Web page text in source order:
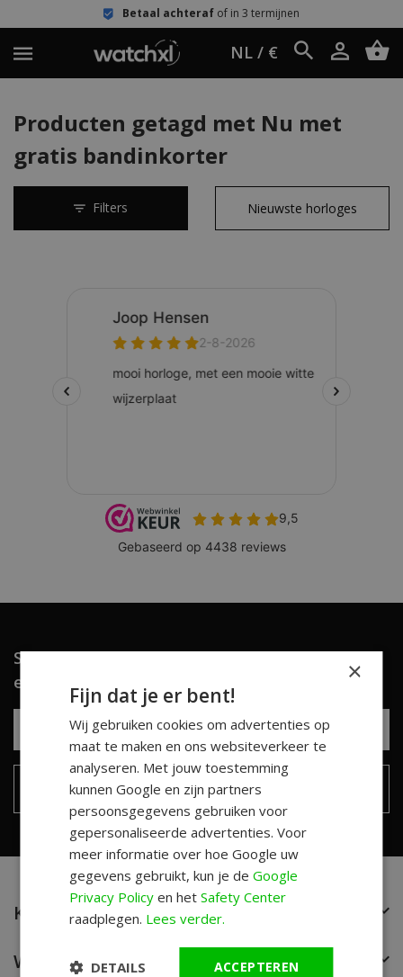
Betaal achteraf of in 3 termijnen
NL / €
Producten getagd met Nu met
gratis bandinkorter
Filters
Schrijf je in en ontvang unieke aanbiedingen
en leuke tips!
Verstuur
Klantenservice
Wie is WatchXL?
×
Fijn dat je er bent!
Wij gebruiken cookies om advertenties op
maat te maken en ons websiteverkeer te
analyseren. Met jouw toestemming
kunnen Google en zijn partners
persoonsgegevens gebruiken voor
gepersonaliseerde advertenties. Voor
meer informatie over hoe Google uw
gegevens gebruikt, kun je deGoogle
Privacy Policy en hetSafety Center
raadplegen. Lees verder.
ACCEPTEREN
DETAILS